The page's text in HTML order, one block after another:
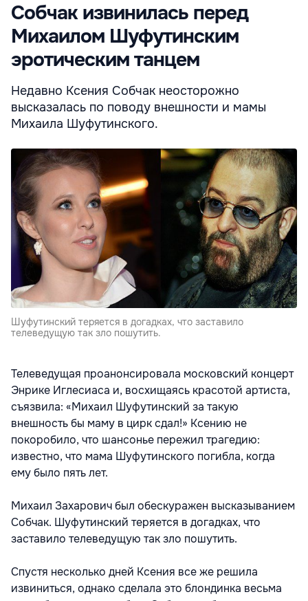
Собчак извинилась перед
Михаилом Шуфутинским
эротическим танцем
Недавно Ксения Собчак неосторожно
высказалась по поводу внешности и мамы
Михаила Шуфутинского.
Шуфутинский теряется в догадках, что заставило
телеведущую так зло пошутить.
Телеведущая проанонсировала московский концерт
Энрике Иглесиаса и, восхищаясь красотой артиста,
съязвила: «Михаил Шуфутинский за такую
внешность бы маму в цирк сдал!» Ксению не
покоробило, что шансонье пережил трагедию:
известно, что мама Шуфутинского погибла, когда
ему было пять лет.
Михаил Захарович был обескуражен высказыванием
Собчак. Шуфутинский теряется в догадках, что
заставило телеведущую так зло пошутить.
Спустя несколько дней Ксения все же решила
извиниться, однако сделала это блондинка весьма